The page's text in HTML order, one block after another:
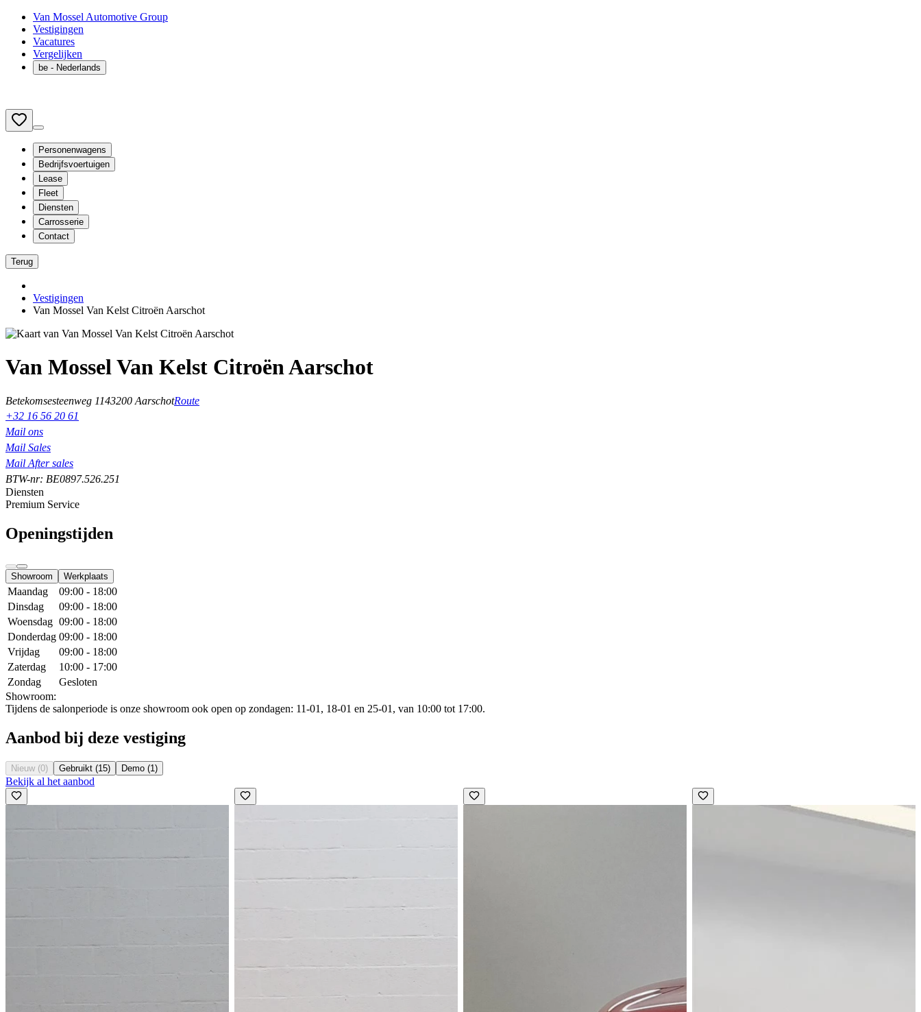
Van Mossel Automotive Group
Vestigingen
Vacatures
Vergelijken
be - Nederlands
Personenwagens
Bedrijfsvoertuigen
Lease
Fleet
Diensten
Carrosserie
Contact
Terug
Vestigingen
Van Mossel Van Kelst Citroën Aarschot
Van Mossel Van Kelst Citroën Aarschot
Betekomsesteenweg 1143200 AarschotRoute
+32 16 56 20 61
Mail ons
Mail Sales
Mail After sales
BTW-nr: BE0897.526.251
Diensten
Premium Service
Openingstijden
Showroom Werkplaats
Maandag
09:00 - 18:00
Dinsdag
09:00 - 18:00
Woensdag 09:00 - 18:00
Donderdag 09:00 - 18:00
Vrijdag
09:00 - 18:00
Zaterdag
10:00 - 17:00
Zondag
Gesloten
Showroom:
Tijdens de salonperiode is onze showroom ook open op zondagen: 11-01, 18-01 en 25-01, van 10:00 tot 17:00.
Aanbod bij deze vestiging
Nieuw (0) Gebruikt (15) Demo (1)
Bekijk al het aanbod